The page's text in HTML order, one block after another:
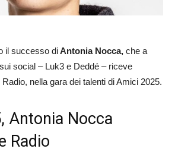
il successo diAntonia Nocca, che a
social – Luk3 e Deddé – riceve
Radio, nella gara dei talenti di Amici 2025.
Antonia Nocca
Radio